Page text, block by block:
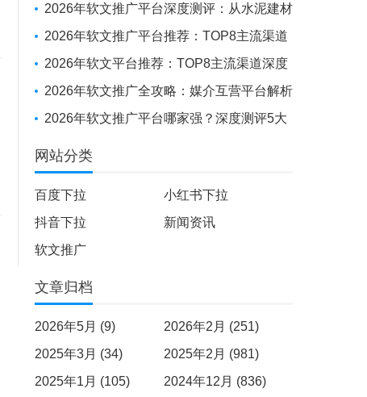
与新手操作指南
2026年软文推广平台深度测评：从水泥建材
投放到全球化布局，如何选择你的“媒体发稿
供应商”？
2026年软文推广平台推荐：TOP8主流渠道
深度测评
2026年软文平台推荐：TOP8主流渠道深度
测评报告
2026年软文推广全攻略：媒介互营平台解析
+避坑实战经验
2026年软文推广平台哪家强？深度测评5大
平台，助品牌高效出圈
网站分类
百度下拉
小红书下拉
抖音下拉
新闻资讯
软文推广
文章归档
2026年5月 (9)
2026年2月 (251)
2025年3月 (34)
2025年2月 (981)
2025年1月 (105)
2024年12月 (836)